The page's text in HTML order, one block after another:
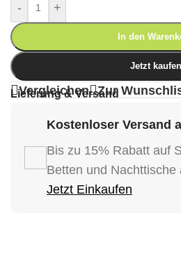
- +
In den
Jetzt kaufen
Vergleichen Zur
Lieferung & Versand
Kostenloser Versand
Bis zu 15% Rabatt auf
Betten und Nachttische
Jetzt Einkaufen